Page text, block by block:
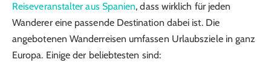
Reiseveranstalter aus Spanien, dass wirklich für jeden
Wanderer eine passende Destination dabei ist. Die
angebotenen Wanderreisen umfassen Urlaubsziele in ganz
Europa. Einige der beliebtesten sind: